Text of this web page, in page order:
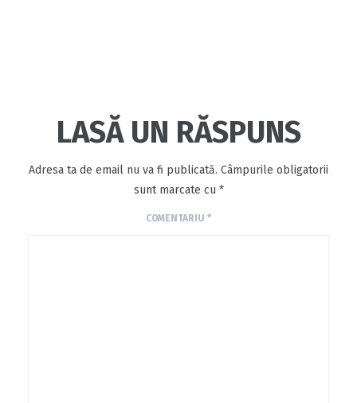
LASĂ UN RĂSPUNS
Adresa ta de email nu va fi publicată. Câmpurile obligatorii
sunt marcate cu *
COMENTARIU *